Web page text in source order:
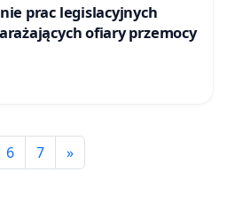
prac legislacyjnych
rodzinnego narażających ofiary przemocy
6 7 »